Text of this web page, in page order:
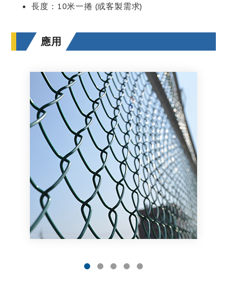
長度：10米一捲 (或客製需求)
應用